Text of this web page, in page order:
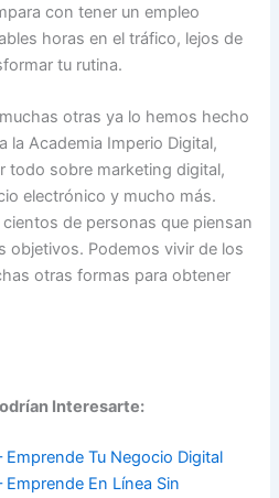
con tener un empleo
horas en el tráfico, lejos de
tu rutina.
otras ya lo hemos hecho
la Academia Imperio Digital,
todo sobre marketing digital,
electrónico y mucho más.
de personas que piensan
objetivos. Podemos vivir de los
otras formas para obtener
Interesarte:
Tu Negocio Digital
En Línea Sin